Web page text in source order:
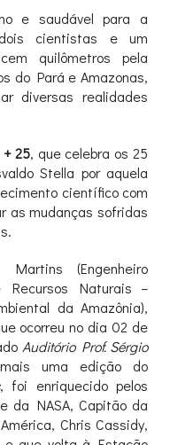
e saudável para a
cientistas e um
quilômetros pela
do Pará e Amazonas,
diversas realidades
25, que celebra os 25
Stella por aquela
científico com
as mudanças sofridas
(Engenheiro
Recursos Naturais –
da Amazônia),
ocorreu no dia 02 de
Auditório Prof. Sérgio
uma edição do
, foi enriquecido pelos
da NASA, Capitão da
Chris Cassidy,